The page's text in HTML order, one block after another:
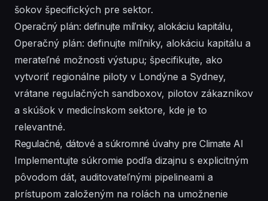
šokov špecifických pre sektor.
Operačný plán: definujte míľniky, alokáciu kapitálu,
Operačný plán: definujte míľniky, alokáciu kapitálu a
merateľné možnosti výstupu; špecifikujte, ako
vytvoriť regionálne piloty v Londýne a Sydney,
vrátane regulačných sandboxov, pilotov zákazníkov
a skúšok v medicínskom sektore, kde je to
relevantné.
Regulačné, dátové a súkromné úvahy pre Climate AI
Implementujte súkromie podľa dizajnu s explicitným
pôvodom dát, auditovateľnými pipelineami a
prístupom založeným na rolách na umožnenie